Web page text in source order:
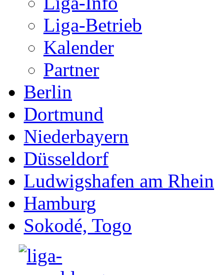
Liga-Betrieb
Kalender
Partner
Berlin
Dortmund
Niederbayern
Düsseldorf
Ludwigshafen am Rhein
Hamburg
Sokodé, Togo